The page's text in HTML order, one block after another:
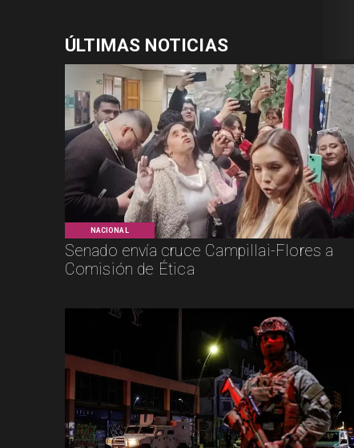
NACIONAL
Senado envía cruce Campillai-Flores a
Comisión de Ética
ÚLTIMAS NOTICIAS